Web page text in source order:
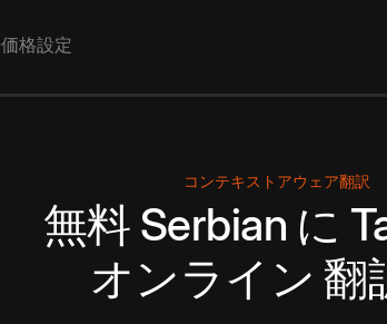
価格設定
コンテキストアウェア翻訳
無料 Serbian に
オンライン 翻